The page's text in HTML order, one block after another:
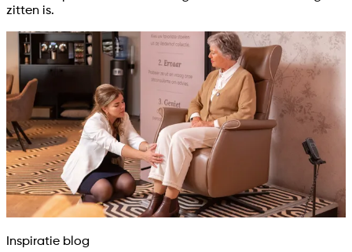
zitten is.
Inspiratie blog